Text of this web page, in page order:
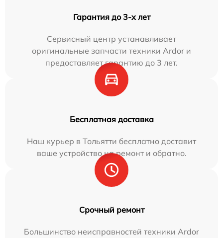
Гарантия до 3-х лет
Сервисный центр устанавливает
оригинальные запчасти техники Ardor и
предоставляет гарантию до 3 лет.
Бесплатная доставка
Наш курьер в Тольятти бесплатно доставит
ваше устройство на ремонт и обратно.
Срочный ремонт
Большинство неисправностей техники Ardor